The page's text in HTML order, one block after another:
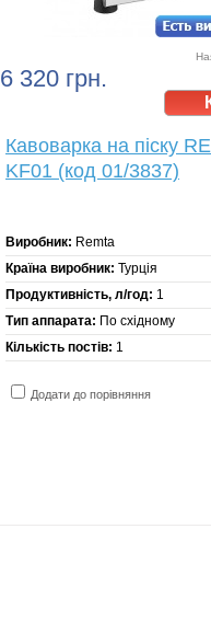
6 320 грн.
Кавоварка на піску
KF01 (код 01/3837)
Виробник: Remta
Країна виробник: Турція
Продуктивність, л/год: 1
Тип аппарата: По східному
Кількість постів: 1
Додати до порівняння